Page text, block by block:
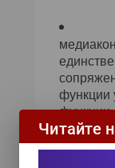
функции
функции
Ethernet
Читайте